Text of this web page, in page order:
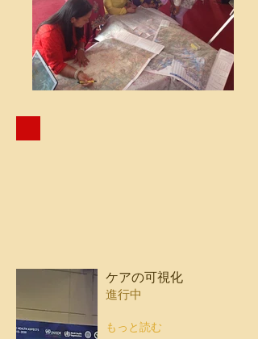
ケアの可視化
進行中
もっと読む